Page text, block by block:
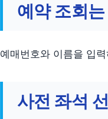
예약 조회
예매번호와 이름을 입
사전 좌석